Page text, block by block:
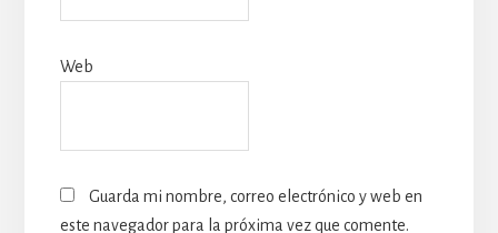
Web
Guarda mi nombre, correo electrónico y web en
este navegador para la próxima vez que comente.